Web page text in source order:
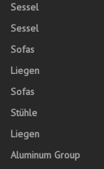
Sessel
Sessel
Sofas
Liegen
Sofas
Stühle
Liegen
Aluminum Group